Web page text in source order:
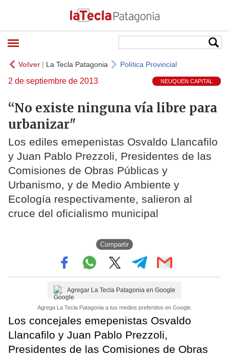
Volver| La Tecla Patagonia Política Provincial
2 de septiembre de 2013 NEUQUEN CAPITAL
“No existe ninguna vía libre para
urbanizar"
Los ediles emepenistas Osvaldo Llancafilo
y Juan Pablo Prezzoli, Presidentes de las
Comisiones de Obras Públicas y
Urbanismo, y de Medio Ambiente y
Ecología respectivamente, salieron al
cruce del oficialismo municipal
Compartir
Agregar La Tecla Patagonia en Google
Agrega La Tecla Patagonia a tus medios preferidos en Google.
Los concejales emepenistas Osvaldo
Llancafilo y Juan Pablo Prezzoli,
Presidentes de las Comisiones de Obras